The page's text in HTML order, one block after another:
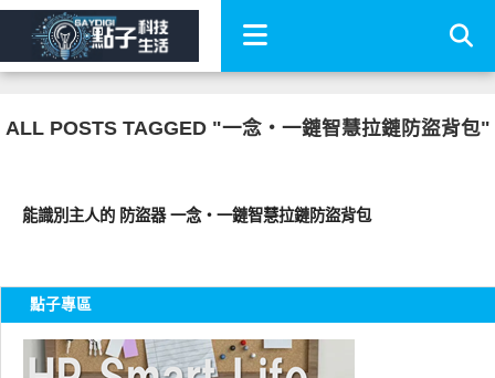
ALL POSTS TAGGED "一念・一鏈智慧拉鏈防盜背包"
能識別主人的 防盜器 一念・一鏈智慧拉鏈防盜背包
點子專區